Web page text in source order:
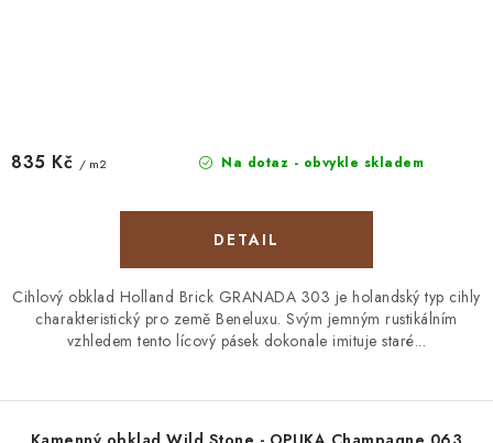
Na dotaz - obvykle skladem
835 Kč / m2
Cihlový obklad Holland Brick GRANADA 303 je holandský typ cihly
charakteristický pro země Beneluxu. Svým jemným rustikálním
vzhledem tento lícový pásek dokonale imituje staré...